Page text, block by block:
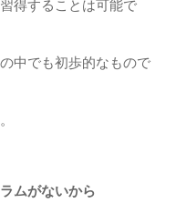
得することは可能で
中でも初歩的なもので
ムがないから